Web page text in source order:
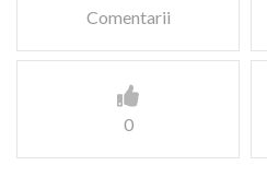
Comentarii
0